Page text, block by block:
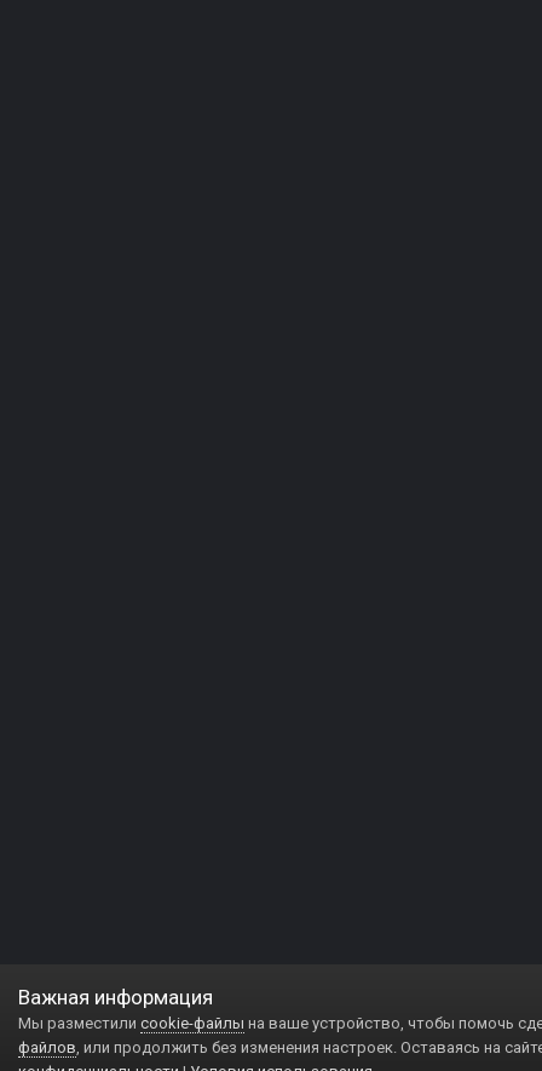
Важная информация
Мы разместили cookie-файлы на ваше устройство, чтобы помочь
файлов, или продолжить без изменения настроек. Оставаясь на